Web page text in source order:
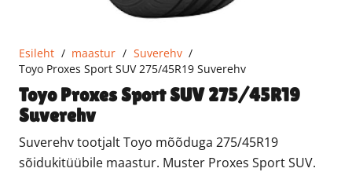
Esileht / maastur / Suverehv /
Toyo Proxes Sport SUV 275/45R19 Suverehv
Toyo Proxes Sport SUV 275/45R19
Suverehv
Suverehv tootjalt Toyo mõõduga 275/45R19
sõidukitüübile maastur. Muster Proxes Sport SUV.